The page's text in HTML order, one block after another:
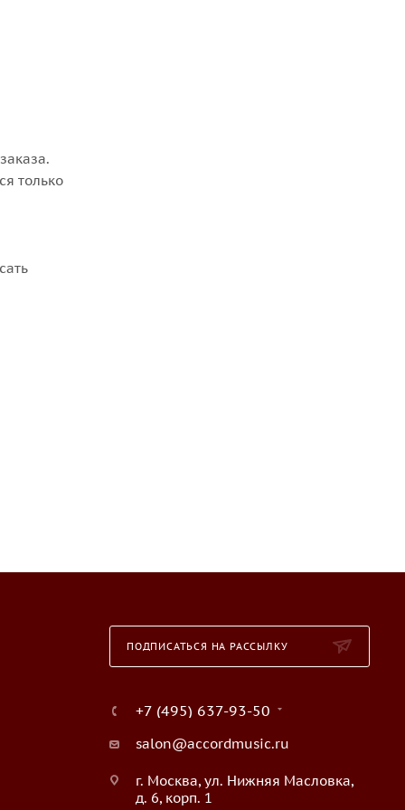
только
ПОДПИСАТЬСЯ НА РАССЫЛКУ
+7 (495) 637-93-50
salon@accordmusic.ru
г. Москва, ул. Нижняя Масловка,
д. 6, корп. 1